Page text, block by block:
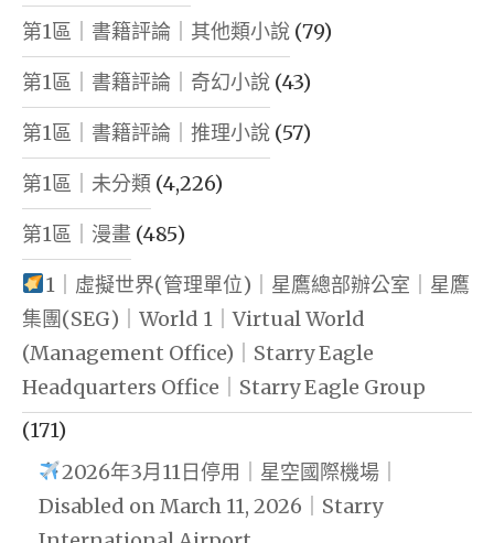
第1區｜書籍評論｜其他類小說 (79)
第1區｜書籍評論｜奇幻小說 (43)
第1區｜書籍評論｜推理小說 (57)
第1區｜未分類 (4,226)
第1區｜漫畫 (485)
1｜虛擬世界(管理單位)｜星鷹總部辦公室｜星鷹
集團(SEG)｜World 1｜Virtual World
(Management Office)｜Starry Eagle
Headquarters Office｜Starry Eagle Group
(171)
2026年3月11日停用｜星空國際機場｜
Disabled on March 11, 2026｜Starry